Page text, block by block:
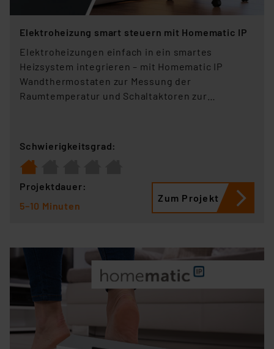
Elektroheizung smart steuern mit Homematic IP
Elektroheizungen einfach in ein smartes
Heizsystem integrieren – mit Homematic IP
Wandthermostaten zur Messung der
Raumtemperatur und Schaltaktoren zur
Schwierigkeitsgrad:
Projektdauer:
5–10 Minuten
Zum Projekt